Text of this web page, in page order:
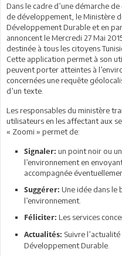
Dans le cadre d’une démarche
de développement, le Ministère
Développement Durable et en
annoncent le Mercredi 27 Mai
destinée à tous les citoyens
Cette application permet à son
peuvent porter atteintes à
concernées une requête
d’un texte.
Les responsables du ministère
utilisateurs en les affectant aux
« Zoomi » permet de:
Signaler: un point noir ou
l’environnement en
accompagnée
Suggérer: Une idée dans le
l’environnement.
Féliciter: Les services
Actualités: Suivre
Développement Durable.